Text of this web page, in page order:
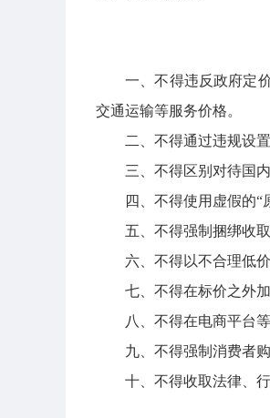
一、不得违反政府定
交通运输等服务价格。
二、不得通过违规设
三、不得区别对待国
四、不得使用虚假的“
五、不得强制捆绑收
六、不得以不合理低
七、不得在标价之外
八、不得在电商平台
九、不得强制消费者
十、不得收取法律、